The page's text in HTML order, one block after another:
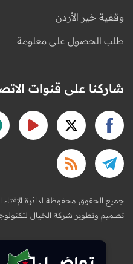
وقفية خير الأردن
طلب الحصول على معلومة
شاركنا على قنوات
2024 © جميع الحقوق محفوظة لدائرة الإفتاء
تصميم وتطوير شركة الخيال